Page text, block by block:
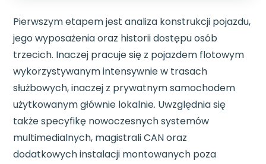
Pierwszym etapem jest analiza konstrukcji pojazdu,
jego wyposażenia oraz historii dostępu osób
trzecich. Inaczej pracuje się z pojazdem flotowym
wykorzystywanym intensywnie w trasach
służbowych, inaczej z prywatnym samochodem
użytkowanym głównie lokalnie. Uwzględnia się
także specyfikę nowoczesnych systemów
multimedialnych, magistrali CAN oraz
dodatkowych instalacji montowanych poza